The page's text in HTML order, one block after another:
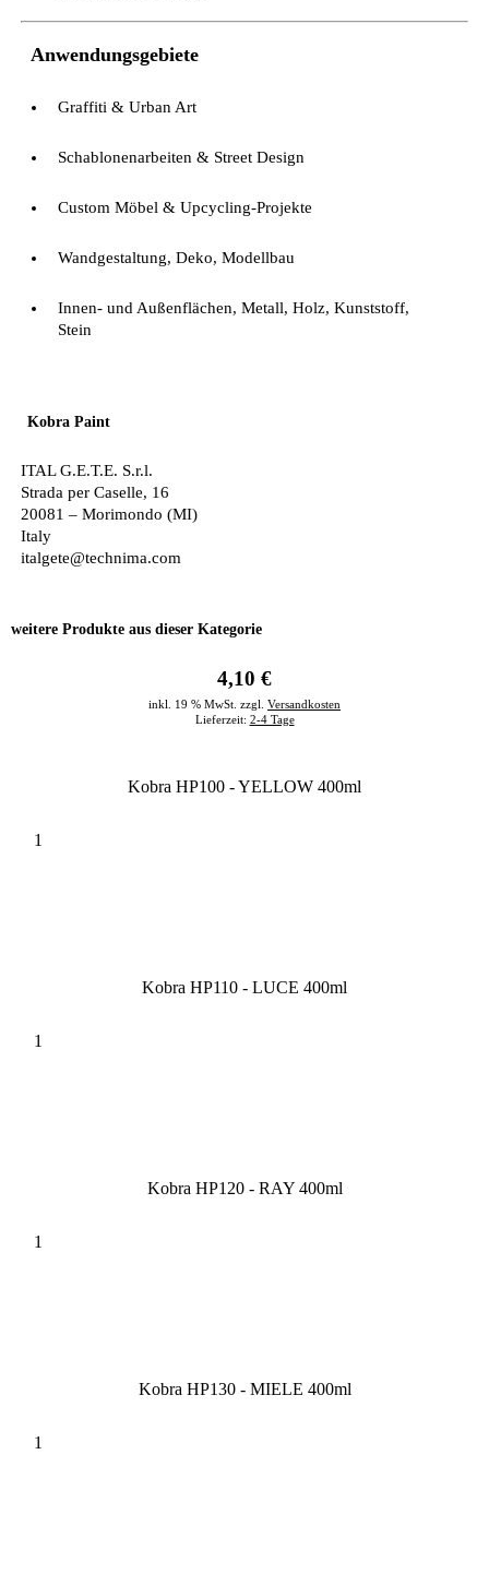
Anwendungsgebiete
Graffiti & Urban Art
Schablonenarbeiten & Street Design
Custom Möbel & Upcycling-Projekte
Wandgestaltung, Deko, Modellbau
Innen- und Außenflächen, Metall, Holz, Kunststoff,
Stein
Kobra Paint
ITAL G.E.T.E. S.r.l.
Strada per Caselle, 16
20081 – Morimondo (MI)
Italy
italgete@technima.com
weitere Produkte aus dieser Kategorie
4,10 €
inkl. 19 % MwSt. zzgl. Versandkosten
Lieferzeit: 2-4 Tage
Kobra HP100 - YELLOW 400ml
Kobra HP110 - LUCE 400ml
Kobra HP120 - RAY 400ml
Kobra HP130 - MIELE 400ml